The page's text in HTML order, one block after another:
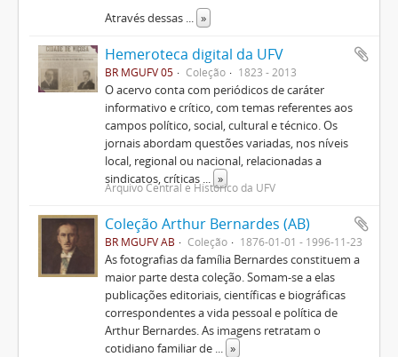
Através dessas
»
Hemeroteca digital da UFV
BR MGUFV 05 Coleção 1823 - 2013
O acervo conta com periódicos de caráter
informativo e crítico, com temas referentes aos
campos político, social, cultural e técnico. Os
jornais abordam questões variadas, nos níveis
local, regional ou nacional, relacionadas a
sindicatos, críticas
»
Arquivo Central e Histórico da UFV
Coleção Arthur Bernardes (AB)
BR MGUFV AB Coleção 1876-01-01 - 1996-11-23
As fotografias da família Bernardes constituem a
maior parte desta coleção. Somam-se a elas
publicações editoriais, científicas e biográficas
correspondentes a vida pessoal e política de
Arthur Bernardes. As imagens retratam o
cotidiano familiar de
»